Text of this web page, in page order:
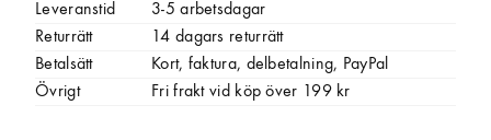
Leveranstid
3-5 arbetsdagar
Returrätt
14 dagars returrätt
Betalsätt
Kort, faktura, delbetalning, PayPal
Övrigt
Fri frakt vid köp över 199 kr